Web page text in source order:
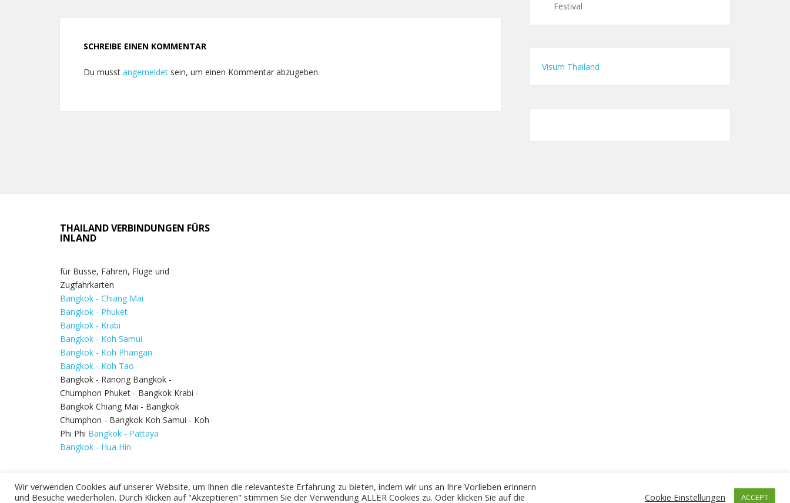
SCHREIBE EINEN KOMMENTAR
Du musst angemeldet sein, um einen Kommentar abzugeben.
Festival
Visum Thailand
THAILAND VERBINDUNGEN FÜRS
INLAND
für Busse, Fähren, Flüge und
Zugfahrkarten
Bangkok - Chiang Mai
Bangkok - Phuket
Bangkok - Krabi
Bangkok - Koh Samui
Bangkok - Koh Phangan
Bangkok - Koh Tao
Bangkok - Ranong Bangkok -
Chumphon Phuket - Bangkok Krabi -
Bangkok Chiang Mai - Bangkok
Chumphon - Bangkok Koh Samui - Koh
Phi Phi Bangkok - Pattaya
Bangkok - Hua Hin
Wir verwenden Cookies auf unserer Website, um Ihnen die relevanteste Erfahrung zu bieten, indem wir uns an Ihre Vorlieben erinnern
und Besuche wiederholen. Durch Klicken auf "Akzeptieren" stimmen Sie der Verwendung ALLER Cookies zu. Oder klicken Sie auf die
Cookie Einstellungen ACCEPT